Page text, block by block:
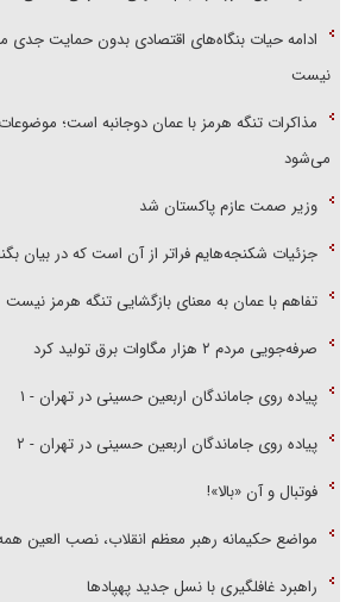
ادامه حیات بنگاه‌های اقتصادی بدون حمایت جدی
نیست
مذاکرات تنگه هرمز با عمان دوجانبه است؛
می‌شود
وزیر صمت عازم پاکستان شد
جزئیات شکنجه‌هایم فراتر از آن است که در بیان
تفاهم با عمان به معنای بازگشایی تنگه هرمز نیست
صرفه‌جویی مردم ۲ هزار مگاوات برق تولید کرد
پیاده روی جاماندگان اربعین حسینی در تهران - ۱
پیاده روی جاماندگان اربعین حسینی در تهران - ۲
فوتبال و آن «بالا»!
مواضع حکیمانه رهبر معظم انقلاب، نصب العین
راهبرد غافلگیری با نسل جدید پهپاد‌ها